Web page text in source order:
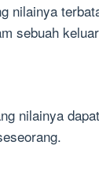
nilainya
sebuah
nilainya